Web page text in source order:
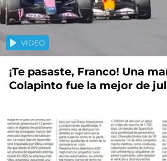
VIDEO
¡Te pasaste, Franco! Una
Colapinto fue la mejor de